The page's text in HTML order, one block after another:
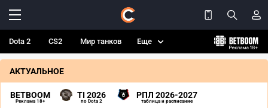
Dota 2 CS2 Мир танков Еще
АКТУАЛЬНОЕ
BETBOOM
Реклама 18+
TI 2026
по Dota 2
РПЛ 2026-2027
таблица и расписание